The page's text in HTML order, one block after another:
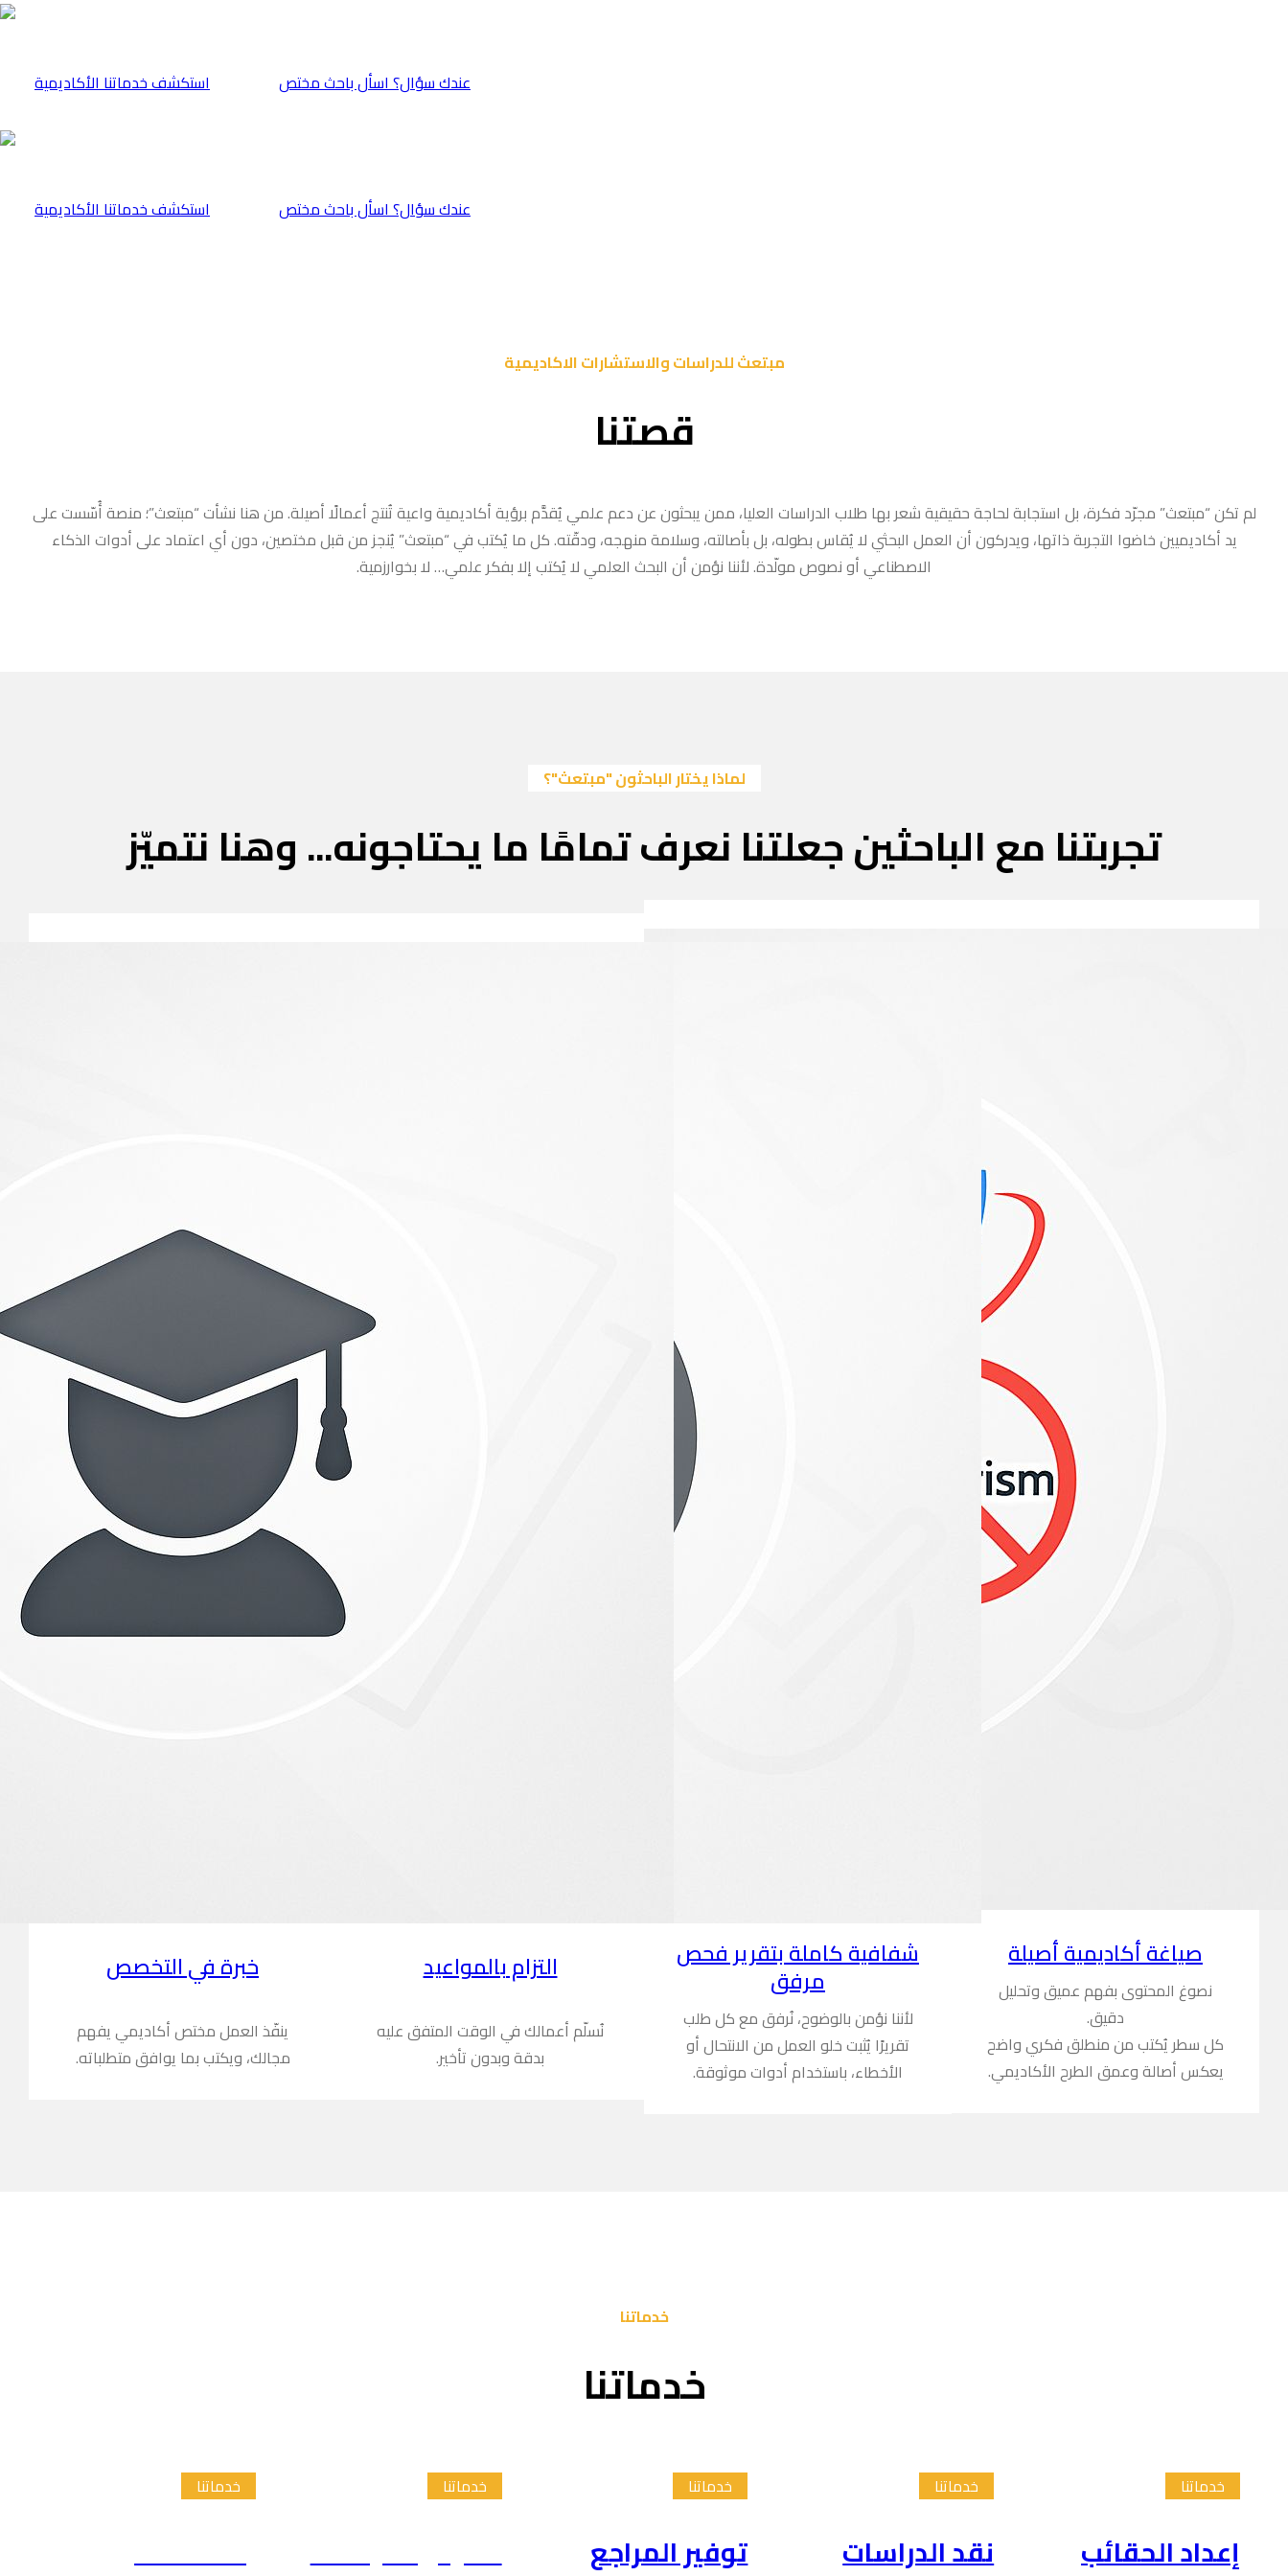
⁠استكشف خدماتنا الأكاديمية عندك سؤال؟ اسأل باحث مختص
⁠استكشف خدماتنا الأكاديمية عندك سؤال؟ اسأل باحث مختص
مبتعث للدراسات والاستشارات الاكاديمية
قصتنا
لم تكن “مبتعث” مجرّد فكرة، بل استجابة لحاجة حقيقية شعر بها طلاب الدراسات العليا، ممن يبحثون عن دعم علمي يُقدَّم برؤية أكاديمية واعية تُنتج أعمالًا أصيلة. من هنا نشأت “مبتعث”؛ منصة أُسّست على
يد أكاديميين خاضوا التجربة ذاتها، ويدركون أن العمل البحثي لا يُقاس بطوله، بل بأصالته، وسلامة منهجه، ودقّته. كل ما يُكتب في “مبتعث” يُنجز من قبل مختصين، دون أي اعتماد على أدوات الذكاء
الاصطناعي أو نصوص مولّدة. لأننا نؤمن أن البحث العلمي لا يُكتب إلا بفكر علمي… لا بخوارزمية.
لماذا يختار الباحثون "مبتعث"؟
تجربتنا مع الباحثين جعلتنا نعرف تمامًا ما يحتاجونه... وهنا نتميّز
صياغة أكاديمية أصيلة
نصوغ المحتوى بفهم عميق وتحليل
دقيق.
كل سطر يُكتب من منطلق فكري واضح
يعكس أصالة وعمق الطرح الأكاديمي.
شفافية كاملة بتقرير فحص
مرفق
لأننا نؤمن بالوضوح، نُرفق مع كل طلب
تقريرًا يُثبت خلو العمل من الانتحال أو
الأخطاء، باستخدام أدوات موثوقة.
التزام بالمواعيد
نُسلّم أعمالك في الوقت المتفق عليه
بدقة وبدون تأخير.
خبرة في التخصص
ينفّذ العمل مختص أكاديمي يفهم
مجالك، ويكتب بما يوافق متطلباته.
خدماتنا
خدماتنا
خدماتنا
إعداد الحقائب
خدماتنا
نقد الدراسات
خدماتنا
توفير المراجع
خدماتنا
تلخيص الدراسات
خدماتنا
إعداد الاطار